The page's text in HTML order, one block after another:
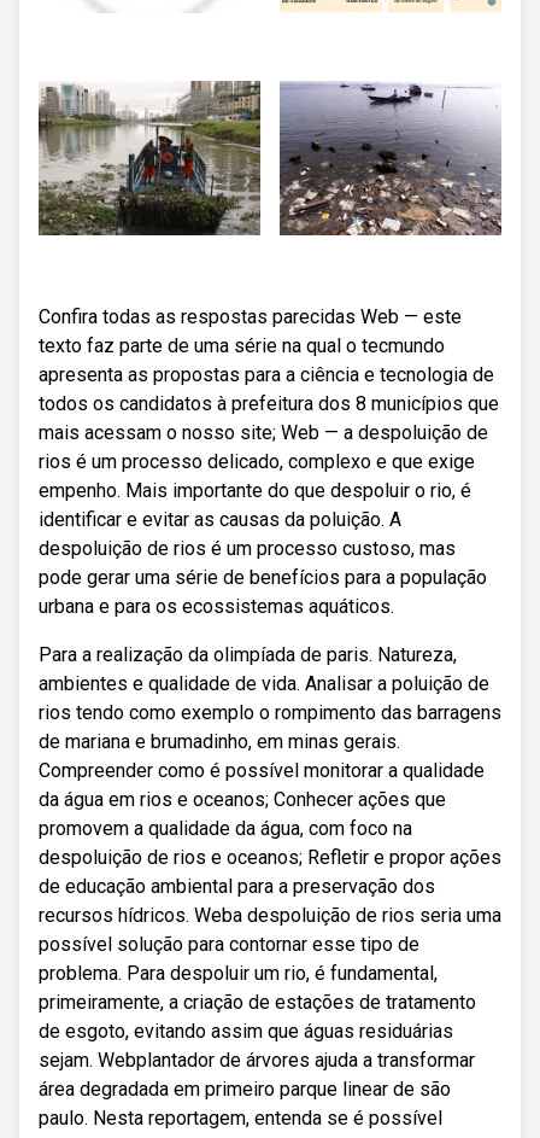
Confira todas as respostas parecidas Web — este
texto faz parte de uma série na qual o tecmundo
apresenta as propostas para a ciência e tecnologia de
todos os candidatos à prefeitura dos 8 municípios que
mais acessam o nosso site; Web — a despoluição de
rios é um processo delicado, complexo e que exige
empenho. Mais importante do que despoluir o rio, é
identificar e evitar as causas da poluição. A
despoluição de rios é um processo custoso, mas
pode gerar uma série de benefícios para a população
urbana e para os ecossistemas aquáticos.
Para a realização da olimpíada de paris. Natureza,
ambientes e qualidade de vida. Analisar a poluição de
rios tendo como exemplo o rompimento das barragens
de mariana e brumadinho, em minas gerais.
Compreender como é possível monitorar a qualidade
da água em rios e oceanos; Conhecer ações que
promovem a qualidade da água, com foco na
despoluição de rios e oceanos; Refletir e propor ações
de educação ambiental para a preservação dos
recursos hídricos. Weba despoluição de rios seria uma
possível solução para contornar esse tipo de
problema. Para despoluir um rio, é fundamental,
primeiramente, a criação de estações de tratamento
de esgoto, evitando assim que águas residuárias
sejam. Webplantador de árvores ajuda a transformar
área degradada em primeiro parque linear de são
paulo. Nesta reportagem, entenda se é possível